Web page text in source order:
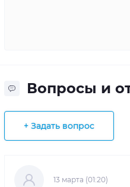
Вопросы и
+ Задать вопрос
13 марта (01:20)